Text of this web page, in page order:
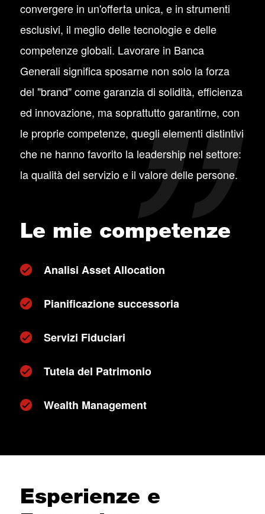
convergere in un'offerta unica, e in strumenti
esclusivi, il meglio delle tecnologie e delle
competenze globali. Lavorare in Banca
Generali significa sposarne non solo la forza
del "brand" come garanzia di solidità, efficienza
ed innovazione, ma soprattutto garantirne, con
le proprie competenze, quegli elementi distintivi
che ne hanno favorito la leadership nel settore:
la qualità del servizio e il valore delle persone.
Le mie competenze
Analisi Asset Allocation
Pianificazione successoria
Servizi Fiduciari
Tutela del Patrimonio
Wealth Management
Esperienze e